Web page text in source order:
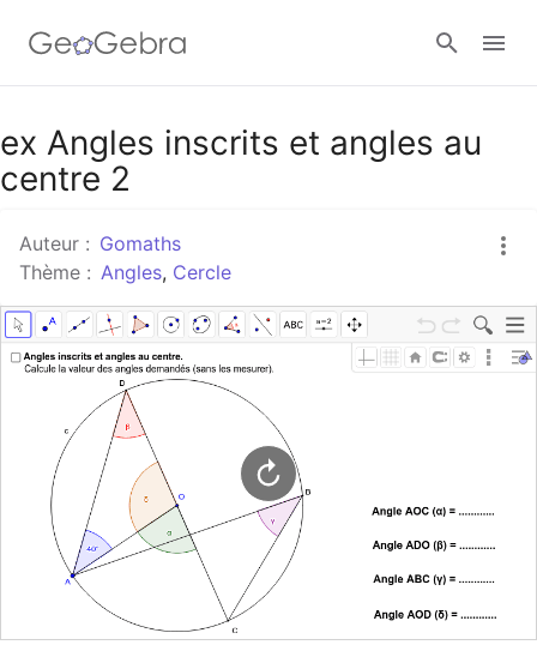
Google Classroom
Se connecter
ex Angles inscrits et angles au
centre 2
Auteur : Gomaths
Thème : Angles, Cercle